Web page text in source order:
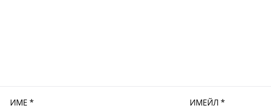
ИМЕ * ИМЕЙЛ *